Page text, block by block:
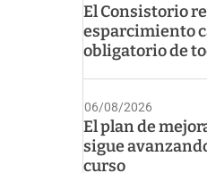
El Consistorio
esparcimiento
obligatorio de
06/08/2026
El plan de
sigue
curso